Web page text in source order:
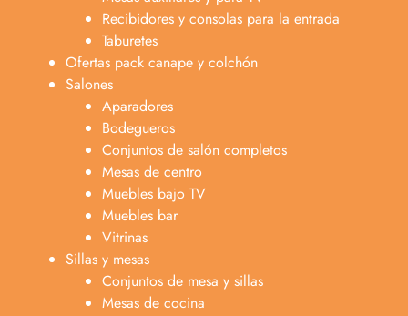
Recibidores y consolas para la entrada
Taburetes
Ofertas pack canape y colchón
Salones
Aparadores
Bodegueros
Conjuntos de salón completos
Mesas de centro
Muebles bajo TV
Muebles bar
Vitrinas
Sillas y mesas
Conjuntos de mesa y sillas
Mesas de cocina